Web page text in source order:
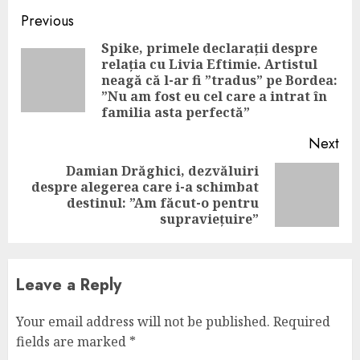
Continue
Reading
Previous
Spike, primele declarații despre
relația cu Livia Eftimie. Artistul
neagă că l-ar fi ”tradus” pe Bordea:
”Nu am fost eu cel care a intrat în
familia asta perfectă”
Next
Next
Damian Drăghici, dezvăluiri
despre alegerea care i-a schimbat
destinul: ”Am făcut-o pentru
supraviețuire”
Leave a Reply
Your email address will not be published. Required
fields are marked *